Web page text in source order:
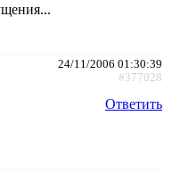
24/11/2006 01:30:39
#377028
Ответить